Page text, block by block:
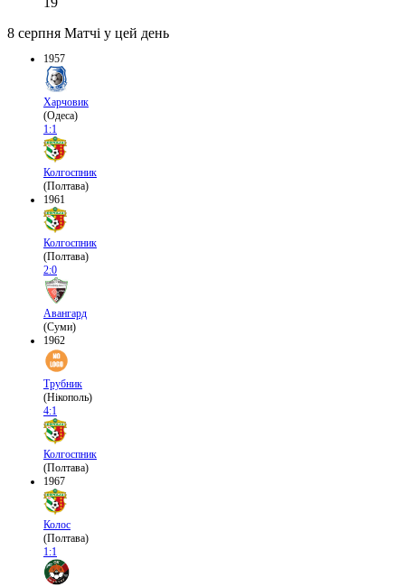
8 серпня Матчі у цей день
1957
Харчовик
(Одеса)
1:1
Колгоспник
(Полтава)
1961
Колгоспник
(Полтава)
2:0
Авангард
(Суми)
1962
Трубник
(Нікополь)
4:1
Колгоспник
(Полтава)
1967
Колос
(Полтава)
1:1